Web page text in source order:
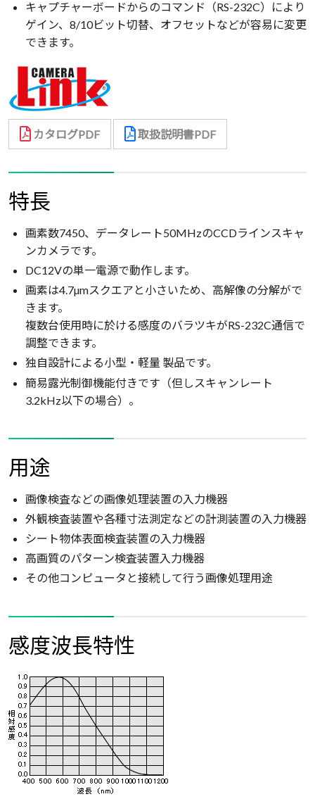
キャプチャーボードからのコマンド（RS-232C）により
ゲイン、8/10ビット切替、オフセットなどが容易に変更
できます。
カタログPDF 取扱説明書PDF
特長
画素数7450、データレート50MHzのCCDラインスキャ
ンカメラです。
DC12Vの単一電源で動作します。
画素は4.7µmスクエアと小さいため、高解像の分解がで
きます。
複数台使用時に於ける感度のバラツキがRS-232C通信で
調整できます。
独自設計による小型・軽量 製品です。
簡易露光制御機能付きです（但しスキャンレート
3.2kHz以下の場合）。
用途
画像検査などの画像処理装置の入力機器
外観検査装置や各種寸法測定などの計測装置の入力機器
シート物体表面検査装置の入力機器
高画質のパターン検査装置入力機器
その他コンピュータと接続して行う画像処理用途
感度波長特性